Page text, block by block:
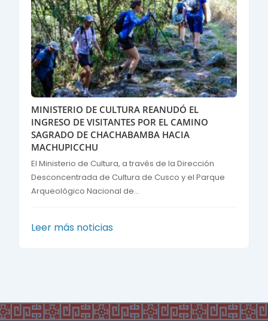
MINISTERIO DE CULTURA REANUDÓ EL
INGRESO DE VISITANTES POR EL CAMINO
SAGRADO DE CHACHABAMBA HACIA
MACHUPICCHU
El Ministerio de Cultura, a través de la Dirección
Desconcentrada de Cultura de Cusco y el Parque
Arqueológico Nacional de...
Leer más noticias